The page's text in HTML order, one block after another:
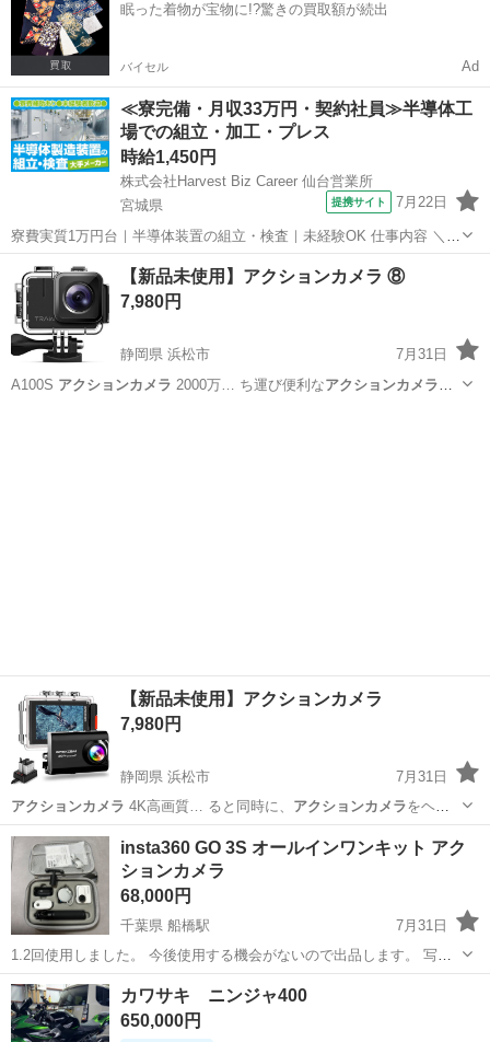
眠った着物が宝物に!?驚きの買取額が続出
バイセル Ad
≪寮完備・月収33万円・契約社員≫半導体工
場での組立・加工・プレス
時給1,450円
株式会社Harvest Biz Career 仙台営業所
宮城県
提携サイト 7月22日
寮費実質1万円台｜半導体装置の組立・検査｜未経験OK 仕事内容 ＼半
導体製造装置の組立・検査スタッフ／ 大手メーカー工場内で、半導体
をつくるための装置を組み立てる仕事です。 タブレットや図面を確認
しながら、ドライバ...
宮城 その他
【新品未使用】アクションカメラ ⑧
7,980円
静岡県 浜松市
7月31日
A100S アクションカメラ 2000万… ち運び便利なアクションカメラ
【新品未使用】アクションカメラ
7,980円
静岡県 浜松市
7月31日
アクションカメラ 4K高画質… ると同時に、 アクションカメラをヘル
メット…
静岡 浜松市 アクションカメラ
insta360 GO 3S オールインワンキット アク
ションカメラ
68,000円
千葉県 船橋駅
7月31日
1.2回使用しました。 今後使用する機会がないので出品します。 写真
撮って無いですが箱も全てあります。 素人保管なので神経質な方はご
遠慮ください。 動作確認済みです。 都内もしくは船橋駅近郊でのお取
引可能です。
千葉 千葉市 船橋駅
カワサキ ニンジャ400
650,000円